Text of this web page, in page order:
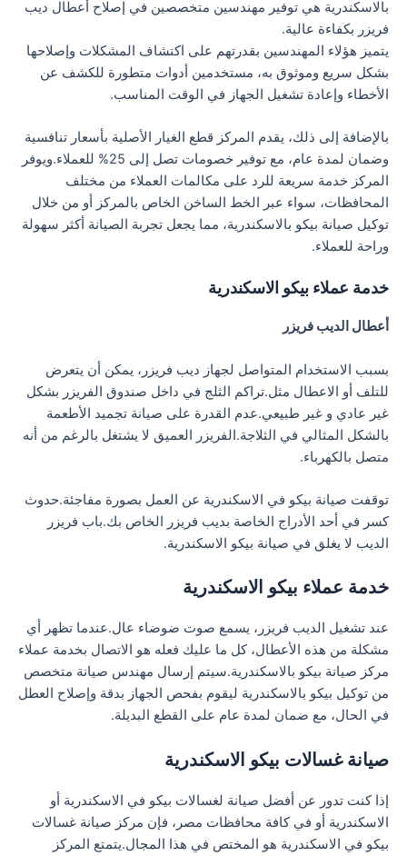
بالاسكندرية هي توفير مهندسين متخصصين في إصلاح أعطال ديب
فريزر بكفاءة عالية.
يتميز هؤلاء المهندسين بقدرتهم على اكتشاف المشكلات وإصلاحها
بشكل سريع وموثوق به، مستخدمين أدوات متطورة للكشف عن
الأخطاء وإعادة تشغيل الجهاز في الوقت المناسب.
بالإضافة إلى ذلك، يقدم المركز قطع الغيار الأصلية بأسعار تنافسية
وضمان لمدة عام، مع توفير خصومات تصل إلى 25% للعملاء.ويوفر
المركز خدمة سريعة للرد على مكالمات العملاء من مختلف
المحافظات، سواء عبر الخط الساخن الخاص بالمركز أو من خلال
توكيل صيانة بيكو بالاسكندرية، مما يجعل تجربة الصيانة أكثر سهولة
وراحة للعملاء.
خدمة عملاء بيكو الاسكندرية
أعطال الديب فريزر
بسبب الاستخدام المتواصل لجهاز ديب فريزر، يمكن أن يتعرض
للتلف أو الاعطال مثل.تراكم الثلج في داخل صندوق الفريزر بشكل
غير عادي و غير طبيعي.عدم القدرة على صيانة تجميد الأطعمة
بالشكل المثالي في الثلاجة.الفريزر العميق لا يشتغل بالرغم من أنه
متصل بالكهرباء.
توقفت صيانة بيكو في الاسكندرية عن العمل بصورة مفاجئة.حدوث
كسر في أحد الأدراج الخاصة بديب فريزر الخاص بك.باب فريزر
الديب لا يغلق في صيانة بيكو الاسكندرية.
خدمة عملاء بيكو الاسكندرية
عند تشغيل الديب فريزر، يسمع صوت ضوضاء عال.عندما تظهر أي
مشكلة من هذه الأعطال، كل ما عليك فعله هو الاتصال بخدمة عملاء
مركز صيانة بيكو بالاسكندرية.سيتم إرسال مهندس صيانة متخصص
من توكيل بيكو بالاسكندرية ليقوم بفحص الجهاز بدقة وإصلاح العطل
في الحال، مع ضمان لمدة عام على القطع البديلة.
صيانة غسالات بيكو الاسكندرية
إذا كنت تدور عن أفضل صيانة لغسالات بيكو في الاسكندرية أو
الاسكندرية أو في كافة محافظات مصر، فإن مركز صيانة غسالات
بيكو في الاسكندرية هو المختص في هذا المجال.يتمتع المركز